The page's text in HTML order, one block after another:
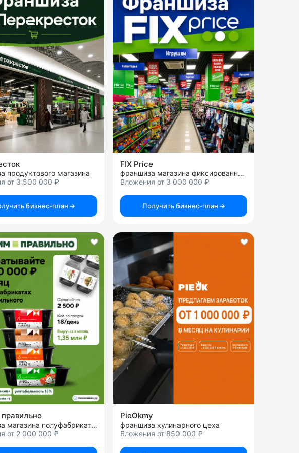
продуктового магазина
от 3 500 000 ₽
бизнес-план
FIX Price
франшиза магазина фиксированных цен
Вложения от 3 000 000 ₽
Получить бизнес-план
франшиза магазина полуфабрикатов
от 2 000 000 ₽
PieOkmy
франшиза кулинарного цеха
Вложения от 850 000 ₽